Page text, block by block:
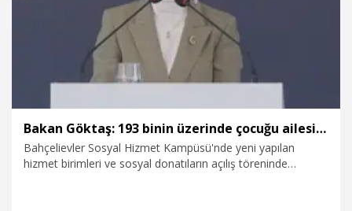
Bakan Göktaş: 193 binin üzerinde çocuğu ailesinin yanında takip ediyoruz
Bahçelievler Sosyal Hizmet Kampüsü'nde yeni yapılan
hizmet birimleri ve sosyal donatıların açılış töreninde